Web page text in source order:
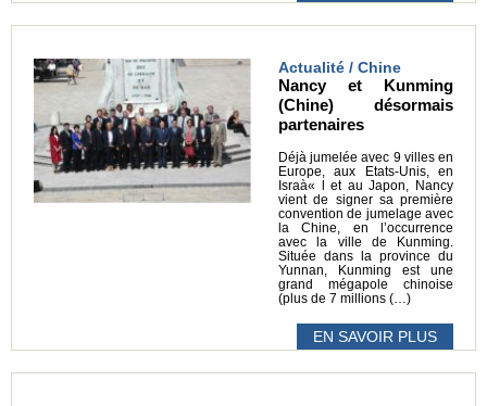
Actualité / Chine
Nancy et Kunming
(Chine) désormais
partenaires
Déjà jumelée avec 9 villes en
Europe, aux Etats-Unis, en
Israà« l et au Japon, Nancy
vient de signer sa première
convention de jumelage avec
la Chine, en l’occurrence
avec la ville de Kunming.
Située dans la province du
Yunnan, Kunming est une
grand mégapole chinoise
(plus de 7 millions (…)
EN SAVOIR PLUS